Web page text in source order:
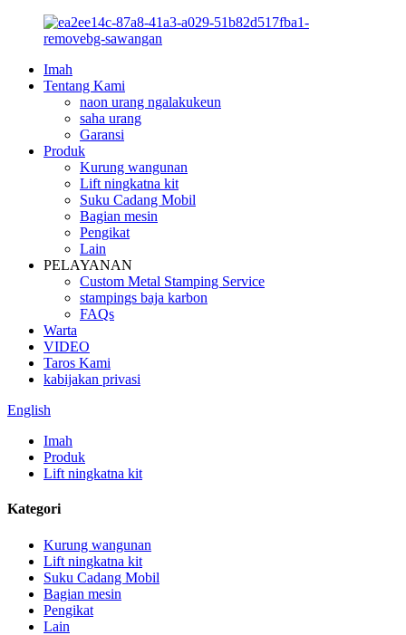
Imah
Tentang Kami
naon urang ngalakukeun
saha urang
Garansi
Produk
Kurung wangunan
Lift ningkatna kit
Suku Cadang Mobil
Bagian mesin
Pengikat
Lain
PELAYANAN
Custom Metal Stamping Service
stampings baja karbon
FAQs
Warta
VIDEO
Taros Kami
kabijakan privasi
English
Imah
Produk
Lift ningkatna kit
Kategori
Kurung wangunan
Lift ningkatna kit
Suku Cadang Mobil
Bagian mesin
Pengikat
Lain